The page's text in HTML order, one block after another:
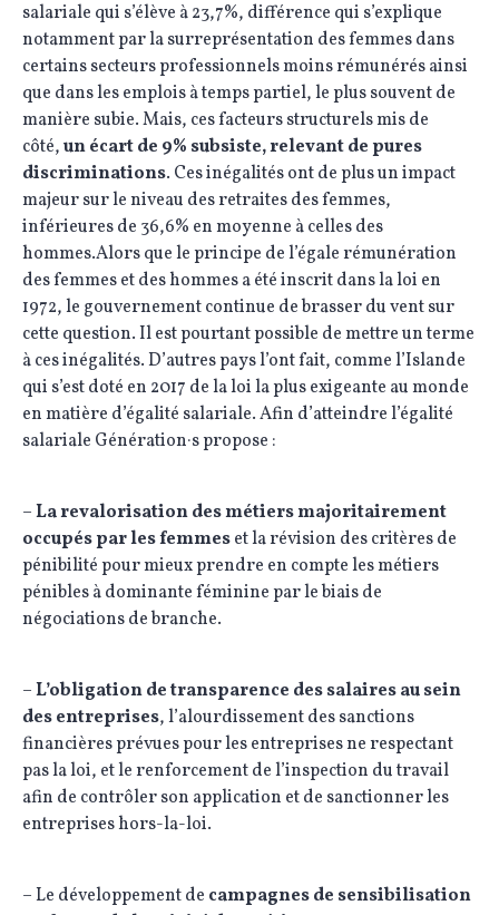
salariale qui s’élève à 23,7%, différence qui s’explique
notamment par la surreprésentation des femmes dans
certains secteurs professionnels moins rémunérés ainsi
que dans les emplois à temps partiel, le plus souvent de
manière subie. Mais, ces facteurs structurels mis de
côté,un écart de 9% subsiste, relevant de pures
discriminations. Ces inégalités ont de plus un impact
majeur sur le niveau des retraites des femmes,
inférieures de 36,6% en moyenne à celles des
hommes.Alors que le principe de l’égale rémunération
des femmes et des hommes a été inscrit dans la loi en
1972, le gouvernement continue de brasser du vent sur
cette question. Il est pourtant possible de mettre un terme
à ces inégalités. D’autres pays l’ont fait, comme l’Islande
qui s’est doté en 2017 de la loi la plus exigeante au monde
en matière d’égalité salariale. Afin d’atteindre l’égalité
salariale Génération·s propose :
–La revalorisation des métiers majoritairement
occupés par les femmeset la révision des critères de
pénibilité pour mieux prendre en compte les métiers
pénibles à dominante féminine par le biais de
négociations de branche.
–L’obligation de transparence des salaires au sein
des entreprises, l’alourdissement des sanctions
financières prévues pour les entreprises ne respectant
pas la loi, et le renforcement de l’inspection du travail
afin de contrôler son application et de sanctionner les
entreprises hors-la-loi.
– Le développement de campagnes de sensibilisation